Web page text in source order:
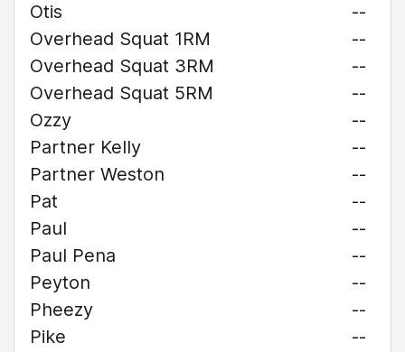
Otis
--
Overhead Squat 1RM
--
Overhead Squat 3RM
--
Overhead Squat 5RM
--
Ozzy
--
Partner Kelly
--
Partner Weston
--
Pat
--
Paul
--
Paul Pena
--
Peyton
--
Pheezy
--
Pike
--